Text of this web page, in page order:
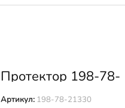
Протектор 198-78-
21330
Артикул: 198-78-21330